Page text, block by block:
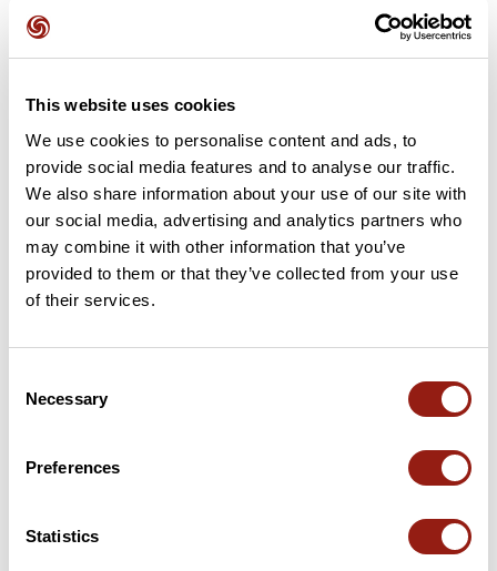
This website uses cookies
We use cookies to personalise content and ads, to
provide social media features and to analyse our traffic.
We also share information about your use of our site with
our social media, advertising and analytics partners who
may combine it with other information that you’ve
provided to them or that they’ve collected from your use
of their services.
Selection
Necessary
Preferences
Statistics
Puerto de los Alazores 1 051 m
90 km
131 km El Puerto 633 m
156 km
Découvrez ce parcours de vélo de 201,4 km à proximité de